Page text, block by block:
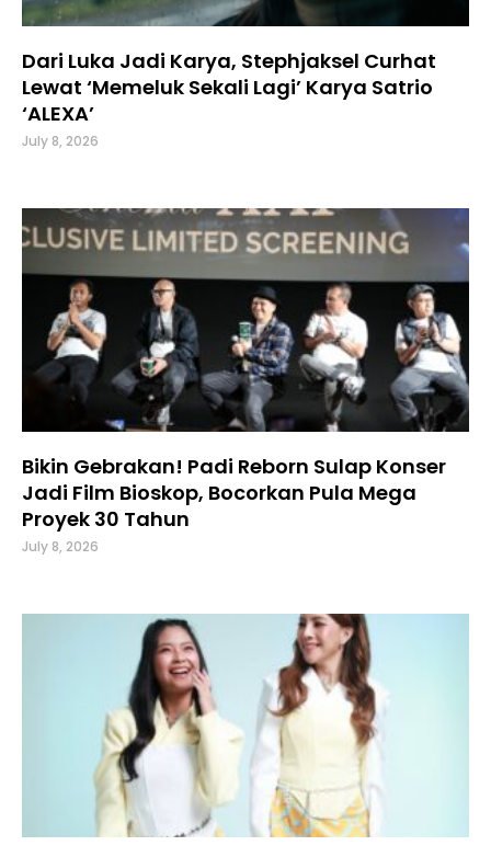
Dari Luka Jadi Karya, Stephjaksel Curhat
Lewat ‘Memeluk Sekali Lagi’ Karya Satrio
‘ALEXA’
July 8, 2026
Bikin Gebrakan! Padi Reborn Sulap Konser
Jadi Film Bioskop, Bocorkan Pula Mega
Proyek 30 Tahun
July 8, 2026